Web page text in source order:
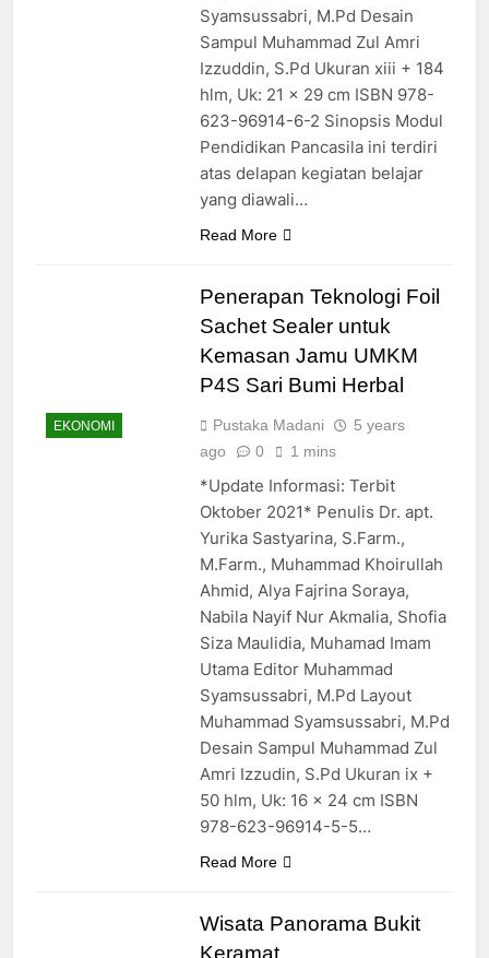
Syamsussabri, M.Pd Desain
Sampul Muhammad Zul Amri
Izzuddin, S.Pd Ukuran xiii + 184
hlm, Uk: 21 x 29 cm ISBN 978-
623-96914-6-2 Sinopsis Modul
Pendidikan Pancasila ini terdiri
atas delapan kegiatan belajar
yang diawali…
Read More
EKONOMI
Penerapan Teknologi Foil
Sachet Sealer untuk
Kemasan Jamu UMKM
P4S Sari Bumi Herbal
Pustaka Madani
5 years
ago
0 1 mins
*Update Informasi: Terbit
Oktober 2021* Penulis Dr. apt.
Yurika Sastyarina, S.Farm.,
M.Farm., Muhammad Khoirullah
Ahmid, Alya Fajrina Soraya,
Nabila Nayif Nur Akmalia, Shofia
Siza Maulidia, Muhamad Imam
Utama Editor Muhammad
Syamsussabri, M.Pd Layout
Muhammad Syamsussabri, M.Pd
Desain Sampul Muhammad Zul
Amri Izzudin, S.Pd Ukuran ix +
50 hlm, Uk: 16 x 24 cm ISBN
978-623-96914-5-5…
Read More
Wisata Panorama Bukit
Keramat